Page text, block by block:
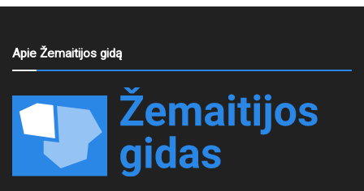
Apie Žemaitijos gidą